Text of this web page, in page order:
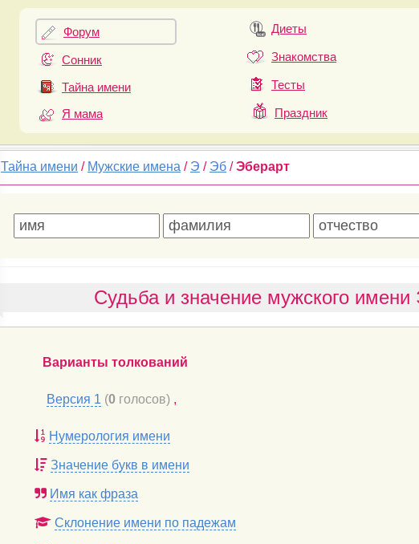
Форум
Сонник
Тайна имени
Я мама
Диеты
Знакомства
Тесты
Праздник
Тайна имени / Мужские имена / Э / Эб /Эберарт
Судьба и значение мужского имени
Варианты толкований
Версия 1 (0 голосов) ,
Нумерология имени
Значение букв в имени
Имя как фраза
Склонение имени по падежам